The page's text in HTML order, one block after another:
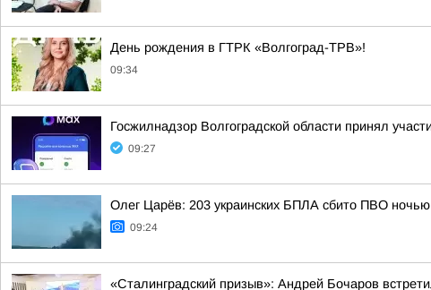
День рождения в ГТРК «Волгоград-ТРВ»!
09:34
Госжилнадзор Волгоградской области принял
09:27
Олег Царёв: 203 украинских БПЛА сбито ПВО
09:24
«Сталинградский призыв»: Андрей Бочаров